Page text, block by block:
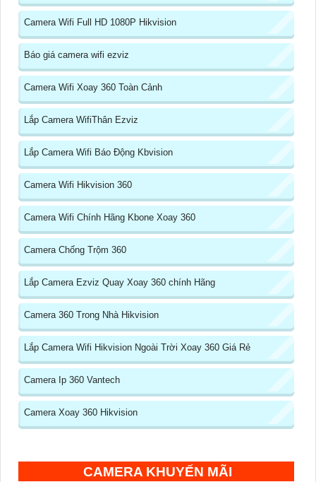
Camera Wifi Full HD 1080P Hikvision
Báo giá camera wifi ezviz
Camera Wifi Xoay 360 Toàn Cảnh
Lắp Camera WifiThân Ezviz
Lắp Camera Wifi Báo Động Kbvision
Camera Wifi Hikvision 360
Camera Wifi Chính Hãng Kbone Xoay 360
Camera Chống Trộm 360
Lắp Camera Ezviz Quay Xoay 360 chính Hãng
Camera 360 Trong Nhà Hikvision
Lắp Camera Wifi Hikvision Ngoài Trời Xoay 360 Giá Rẻ
Camera Ip 360 Vantech
Camera Xoay 360 Hikvision
CAMERA KHUYẾN MÃI